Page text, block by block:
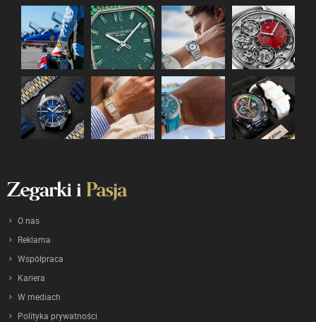
O nas
Reklama
Współpraca
Kariera
W mediach
Polityka prywatności